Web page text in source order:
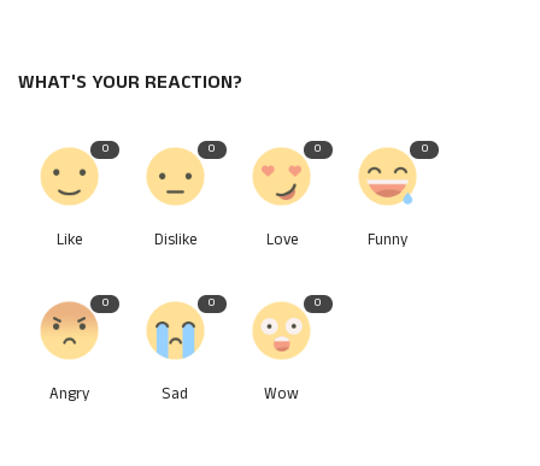
WHAT'S YOUR REACTION?
0
Like
0
Dislike
0
Love
0
Funny
0
Angry
0
Sad
0
Wow